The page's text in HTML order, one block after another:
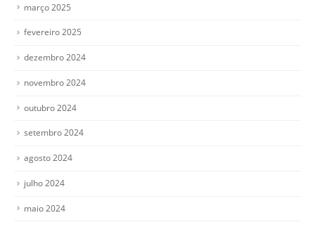
março 2025
fevereiro 2025
dezembro 2024
novembro 2024
outubro 2024
setembro 2024
agosto 2024
julho 2024
maio 2024